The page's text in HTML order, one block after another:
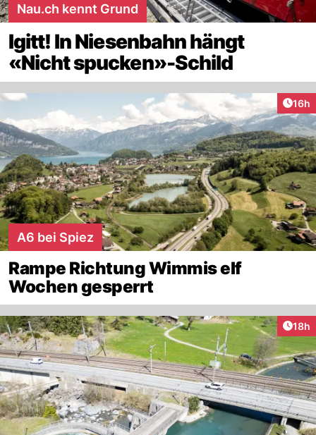
Nau.ch kennt Grund
Igitt! In Niesenbahn hängt
«Nicht spucken»-Schild
16h
A6 bei Spiez
Rampe Richtung Wimmis elf
Wochen gesperrt
18h